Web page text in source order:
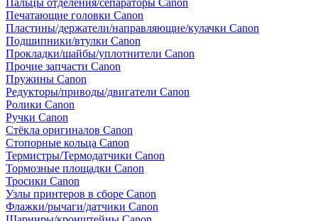
Пальцы отделения/сепараторы Canon
Печатающие головки Canon
Пластины/держатели/направляющие/кулачки Canon
Подшипники/втулки Canon
Прокладки/шайбы/уплотнители Canon
Прочие запчасти Canon
Пружины Canon
Редукторы/приводы/двигатели Canon
Ролики Canon
Ручки Canon
Стёкла оригиналов Canon
Стопорные кольца Canon
Термистры/Термодатчики Canon
Тормозные площадки Canon
Тросики Canon
Узлы принтеров в сборе Canon
Флажки/рычаги/датчики Canon